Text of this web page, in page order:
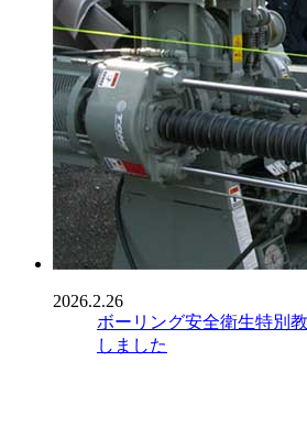
2026.2.26
ボーリング安全衛生特別
しました